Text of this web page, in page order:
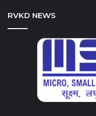
RVKD NEWS